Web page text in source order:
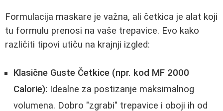
Formulacija maskare je važna, ali četkica je alat koji
tu formulu prenosi na vaše trepavice. Evo kako
različiti tipovi utiču na krajnji izgled:
Klasične Guste Četkice (npr. kod MF 2000
Calorie): Idealne za postizanje maksimalnog
volumena. Dobro "zgrabi" trepavice i oboji ih od